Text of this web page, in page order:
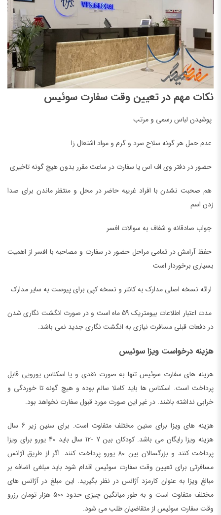
نکات مهم در تعیین وقت سفارت سوئیس
پوشیدن لباس رسمی و مرتب
عدم حمل هر گونه سلاح سرد و گرم و مواد اشتعال زا
حضور در دفتر وی اف اس یا سفارت در ساعت مقرر بدون هیچ گونه تاخیری
هم صحبت نشدن با افراد غریبه حاضر در محل و منتظر ماندن برای صدا
زدن اسم
جواب صادقانه و شفاف به سوالات افسر
حفظ آرامش در تمامی مراحل حضور در سفارت و مصاحبه با افسر از اهمیت
بسیاری برخوردار است
ارائه نسخه اصلی مدارک به کانتر و نسخه کپی برای پیوست به سایر مدارک
مدت اعتبار اطلاعات بیومتریک 59 ماه است و در صورت انگشت نگاری شدن
در دفعات قبلی مسافرت نیازی به انگشت نگاری جدید نمی باشد.
هزینه درخواست ویزا سوئیس
هزینه های سفارت سوئیس تنها به صورت نقدی و یا اسکناس یورویی قابل
پرداخت است. اسکناس ها باید کاملا سالم بوده و هیچ گونه تا خوردگی و
خرابی نداشته باشند. در غیر این صورت مورد قبول سفارت نخواهد بود.
هزینه های ویزا برای سنین مختلف متفاوت است. برای سنین زیر 6 سال
هزینه ویزا رایگان می باشد. کودکان بین 7 -12 سال باید 40 یورو برای ویزا
پرداخت کنند و بزرگسالان بین 80 یورو پرداخت کنند. اگر از طریق آژانس
مسافرتی برای تعیین وقت سفارت سوئیس اقدام شود باید مبلغی اضافه بر
مبالغ ویزا به عنوان کارمزد آژانس در نظر بگیرید. این مبلغ در آژانس های
مختلف متفاوت است و به طور میانگین چیزی حدود 500 هزار تومان رزرو
وقت سفارت سوئیس از متقاضیان طلب می شود.